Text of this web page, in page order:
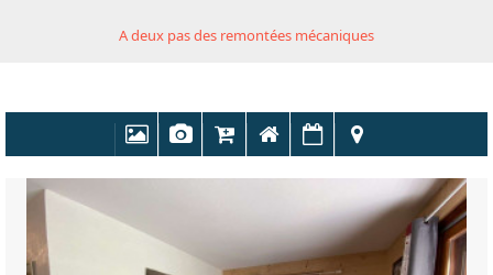
A deux pas des remontées mécaniques